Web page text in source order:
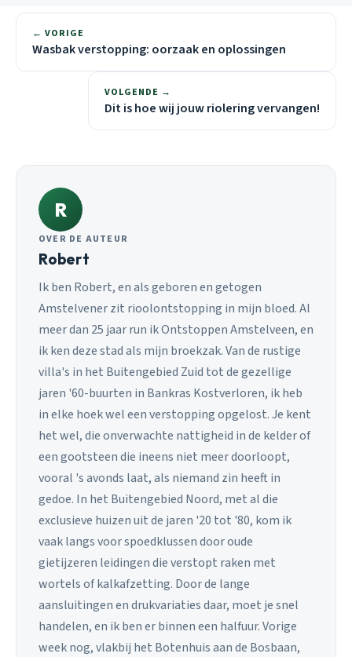
← VORIGE
Wasbak verstopping: oorzaak en oplossingen
VOLGENDE →
Dit is hoe wij jouw riolering vervangen!
R
OVER DE AUTEUR
Robert
Ik ben Robert, en als geboren en getogen
Amstelvener zit rioolontstopping in mijn bloed. Al
meer dan 25 jaar run ik Ontstoppen Amstelveen, en
ik ken deze stad als mijn broekzak. Van de rustige
villa's in het Buitengebied Zuid tot de gezellige
jaren '60-buurten in Bankras Kostverloren, ik heb
in elke hoek wel een verstopping opgelost. Je kent
het wel, die onverwachte nattigheid in de kelder of
een gootsteen die ineens niet meer doorloopt,
vooral 's avonds laat, als niemand zin heeft in
gedoe. In het Buitengebied Noord, met al die
exclusieve huizen uit de jaren '20 tot '80, kom ik
vaak langs voor spoedklussen door oude
gietijzeren leidingen die verstopt raken met
wortels of kalkafzetting. Door de lange
aansluitingen en drukvariaties daar, moet je snel
handelen, en ik ben er binnen een halfuur. Vorige
week nog, vlakbij het Botenhuis aan de Bosbaan,